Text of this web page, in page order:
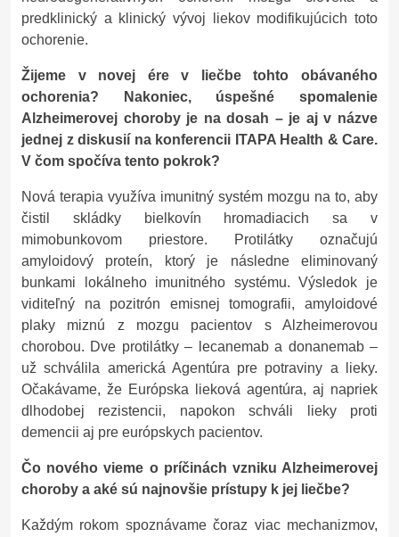
predklinický a klinický vývoj liekov modifikujúcich toto
ochorenie.
Žijeme v novej ére v liečbe tohto obávaného
ochorenia? Nakoniec, úspešné spomalenie
Alzheimerovej choroby je na dosah – je aj v názve
jednej z diskusií na konferencii ITAPA Health & Care.
V čom spočíva tento pokrok?
Nová terapia využíva imunitný systém mozgu na to, aby
čistil skládky bielkovín hromadiacich sa v
mimobunkovom priestore. Protilátky označujú
amyloidový proteín, ktorý je následne eliminovaný
bunkami lokálneho imunitného systému. Výsledok je
viditeľný na pozitrón emisnej tomografii, amyloidové
plaky miznú z mozgu pacientov s Alzheimerovou
chorobou. Dve protilátky – lecanemab a donanemab –
už schválila americká Agentúra pre potraviny a lieky.
Očakávame, že Európska lieková agentúra, aj napriek
dlhodobej rezistencii, napokon schváli lieky proti
demencii aj pre európskych pacientov.
Čo nového vieme o príčinách vzniku Alzheimerovej
choroby a aké sú najnovšie prístupy k jej liečbe?
Každým rokom spoznávame čoraz viac mechanizmov,